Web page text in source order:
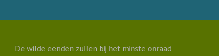
De wilde eenden zullen bij het minste onraad